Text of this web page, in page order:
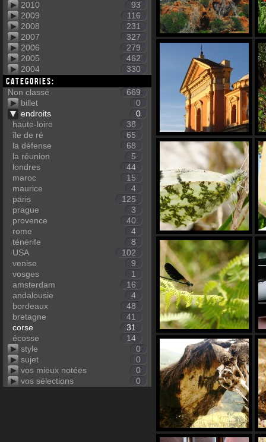
2010
93
2009
116
2008
231
2007
327
2006
279
2005
462
2004
330
Categories:
Non classé
669
billet
0
endroits
0
haute-loire
38
île de ré
65
la défense
68
la réunion
5
londres
44
maroc
15
maurice
4
paris
125
prague
3
provence
40
rome
4
ténérife
8
USA
102
venise
9
vosges
1
amsterdam
16
andalousie
4
bordeaux
48
bretagne
41
corse
31
écosse
14
style
0
sujet
0
vos mieux notées
0
vos sélections
0